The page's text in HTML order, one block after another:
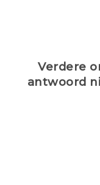
Verdere
antwoord